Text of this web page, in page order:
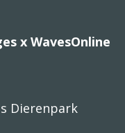
x WavesOnline
Dierenpark